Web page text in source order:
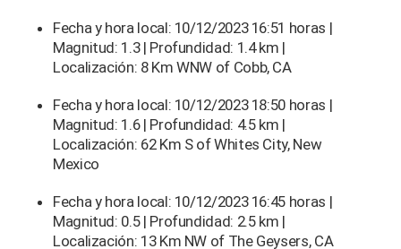
Fecha y hora local: 10/12/2023 16:51 horas |
Magnitud: 1.3 | Profundidad: 1.4 km |
Localización: 8 Km WNW of Cobb, CA
Fecha y hora local: 10/12/2023 18:50 horas |
Magnitud: 1.6 | Profundidad: 4.5 km |
Localización: 62 Km S of Whites City, New
Mexico
Fecha y hora local: 10/12/2023 16:45 horas |
Magnitud: 0.5 | Profundidad: 2.5 km |
Localización: 13 Km NW of The Geysers, CA